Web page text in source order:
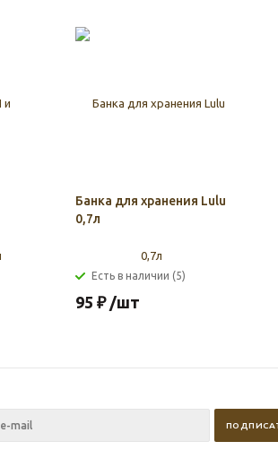
Банка для хранения Lulu
0,7л
Есть в наличии (5)
95 ₽ /шт